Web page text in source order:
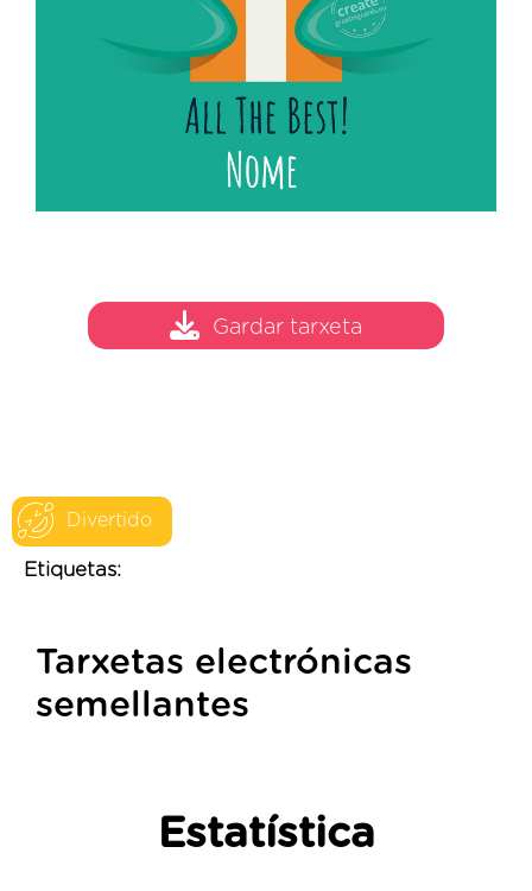
Divertido
Etiquetas:
Gardar tarxeta
Tarxetas electrónicas
semellantes
Estatística